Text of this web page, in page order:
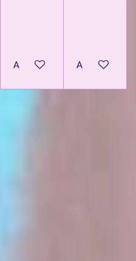
Ajouter au panierAjouter au